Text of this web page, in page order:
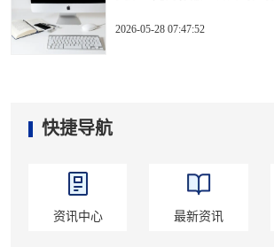
2026-05-28 07:47:52
快捷导航
资讯中心 最新资讯